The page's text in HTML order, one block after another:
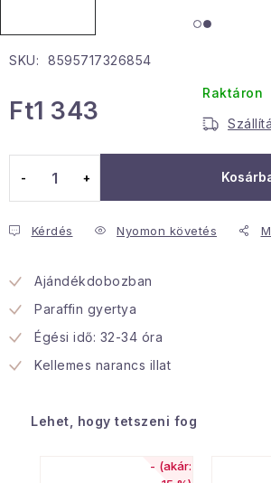
Karácsonyi esemény
Januári akció
Hogyan kell panaszkodni / visszaadni
Érintkezés
Rólunk
SKU: 8595717326854
Ft1 343
Raktáron
Kérdés Nyomon követés
Ajándékdobozban
Paraffin gyertya
Égési idő: 32-34 óra
Kellemes narancs illat
Lehet, hogy tetszeni fog
(akár: